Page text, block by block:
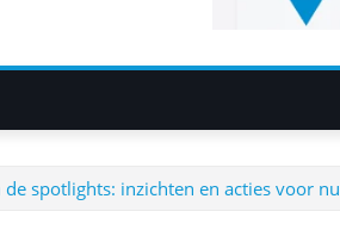
spotlights: inzichten en acties voor nu